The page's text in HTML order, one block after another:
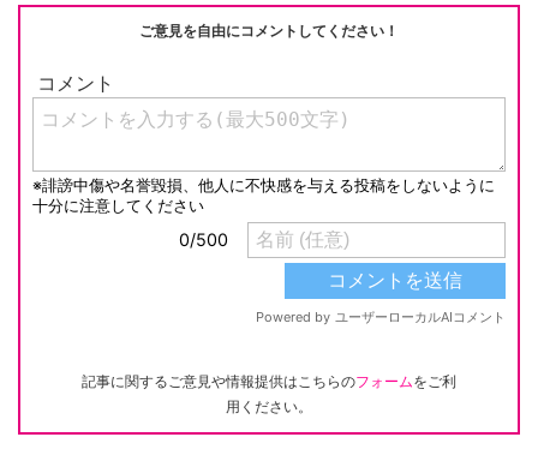
ご意見を自由にコメントしてください！
記事に関するご意見や情報提供はこちらのフォームをご利
用ください。